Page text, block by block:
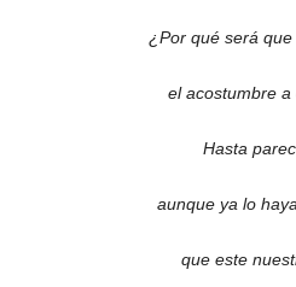
¿Por qué será
el acostumbre a
Hasta
aunque ya lo
que este